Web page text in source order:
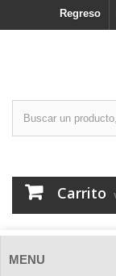
Regreso
Carrito
MENU